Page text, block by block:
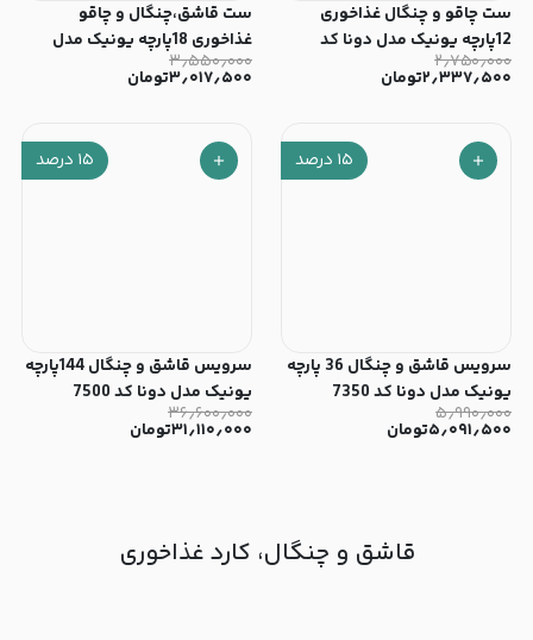
ست چاقو و چنگال غذاخوری
12پارچه یونیک مدل دونا کد
7245
۲٫۷۵۰٫۰۰۰
۲٫۳۳۷٫۵۰۰تومان
ست قاشق،چنگال و چاقو
غذاخوری 18پارچه یونیک مدل
دونا کد 7360
۳٫۵۵۰٫۰۰۰
۳٫۰۱۷٫۵۰۰تومان
۱۵ درصد
سرویس قاشق و چنگال 36 پارچه
یونیک مدل دونا کد 7350
۵٫۹۹۰٫۰۰۰
۵٫۰۹۱٫۵۰۰تومان
۱۵ درصد
سرویس قاشق و چنگال 144پارچه
یونیک مدل دونا کد 7500
۳۶٫۶۰۰٫۰۰۰
۳۱٫۱۱۰٫۰۰۰تومان
قاشق و چنگال، کارد غذاخوری